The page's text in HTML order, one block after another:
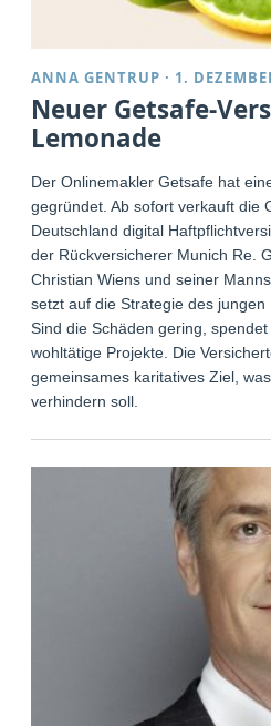
ANNA GENTRUP · 1.
Neuer Getsafe-
Lemonade
Der Onlinemakler Getsafe hat
gegründet. Ab sofort verkauft die
Deutschland digital
der Rückversicherer Munich Re.
Christian Wiens und seiner
setzt auf die Strategie des
Sind die Schäden gering,
wohltätige Projekte. Die
gemeinsames karitatives Ziel,
verhindern soll.